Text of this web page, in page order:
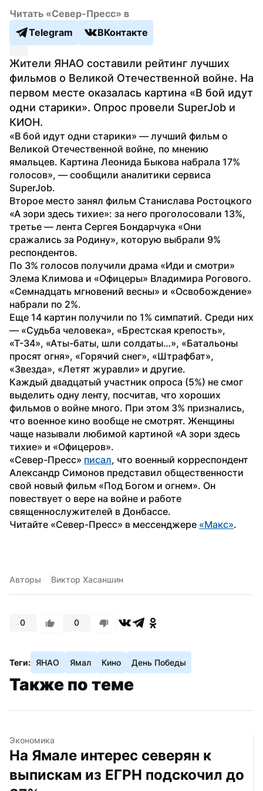
Читать «Север-Пресс» в
Telegram
ВКонтакте
Жители ЯНАО составили рейтинг лучших
фильмов о Великой Отечественной войне. На
первом месте оказалась картина «В бой идут
одни старики». Опрос провели SuperJob и
КИОН.
«В бой идут одни старики» — лучший фильм о
Великой Отечественной войне, по мнению
ямальцев. Картина Леонида Быкова набрала 17%
голосов», — сообщили аналитики сервиса
SuperJob.
Второе место занял фильм Станислава Ростоцкого
«А зори здесь тихие»: за него проголосовали 13%,
третье — лента Сергея Бондарчука «Они
сражались за Родину», которую выбрали 9%
респондентов.
По 3% голосов получили драма «Иди и смотри»
Элема Климова и «Офицеры» Владимира Рогового.
«Семнадцать мгновений весны» и «Освобождение»
набрали по 2%.
Еще 14 картин получили по 1% симпатий. Среди них
— «Судьба человека», «Брестская крепость»,
«Т-34», «Аты-баты, шли солдаты…», «Батальоны
просят огня», «Горячий снег», «Штрафбат»,
«Звезда», «Летят журавли» и другие.
Каждый двадцатый участник опроса (5%) не смог
выделить одну ленту, посчитав, что хороших
фильмов о войне много. При этом 3% признались,
что военное кино вообще не смотрят. Женщины
чаще называли любимой картиной «А зори здесь
тихие» и «Офицеров».
«Север-Пресс» писал, что военный корреспондент
Александр Симонов представил общественности
свой новый фильм «Под Богом и огнем». Он
повествует о вере на войне и работе
священнослужителей в Донбассе.
Читайте «Север-Пресс» в мессенджере «Макс».
Авторы Виктор Хасаншин
0 0
Теги: ЯНАО Ямал Кино День Победы
Также по теме
Экономика
На Ямале интерес северян к
выпискам из ЕГРН подскочил до